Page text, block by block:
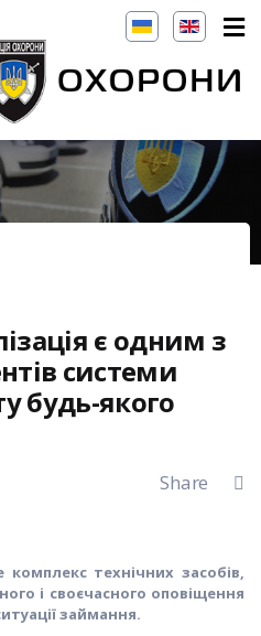
є одним з
системи
будь-якого
Share
комплекс технічних засобів,
і своєчасного оповіщення
займання.